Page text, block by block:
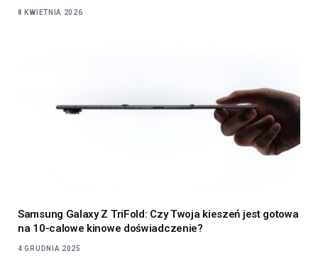
8 KWIETNIA 2026
Samsung Galaxy Z TriFold: Czy Twoja kieszeń jest gotowa
na 10-calowe kinowe doświadczenie?
4 GRUDNIA 2025